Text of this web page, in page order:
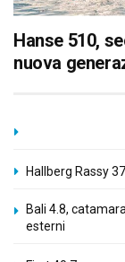
Hanse 510,
nuova
Hallberg Rassy
Bali 4.8,
esterni